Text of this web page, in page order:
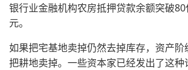
银行业金融机构农房抵押贷款余额突破
元。
如果把宅基地卖掉仍然去掉库存，资产阶
把耕地卖掉。一些资本家已经发出了这种